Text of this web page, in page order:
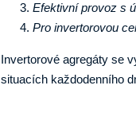
Efektivní provoz s
Pro invertorovou
Invertorové agregáty se
situacích každodenního